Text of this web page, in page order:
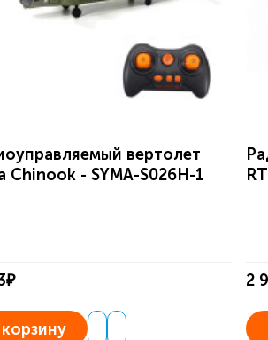
вертолет
Chinook - SYMA-S026H-1
корзину
2